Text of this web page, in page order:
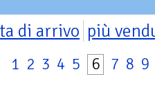
di arrivo più
1 2 3 4 5 6 7 8 9